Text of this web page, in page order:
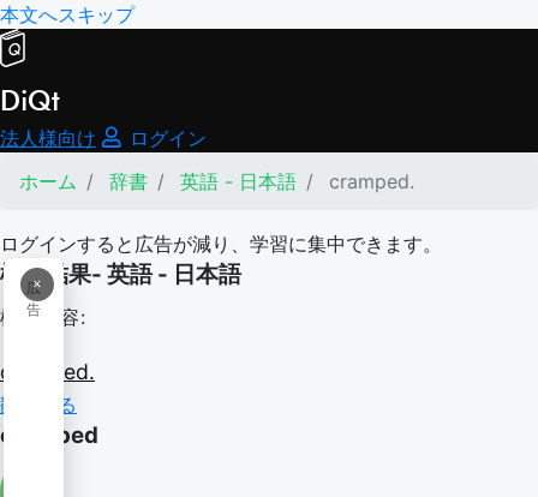
本文へスキップ
DiQt
法人様向け
ログイン
ホーム
辞書 英語 - 日本語 cramped.
ログインすると広告が減り、学習に集中できます。
×
広
告
検索結果- 英語 - 日本語
検索内容:
cramped.
翻訳する
cramped